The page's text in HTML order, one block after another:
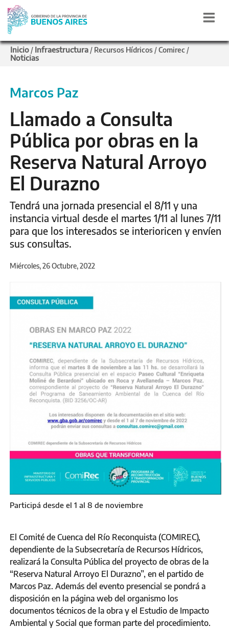
Inicio / Infraestructura / Recursos Hídricos /Comirec /
Noticias
Marcos Paz
Llamado a Consulta
Pública por obras en la
Reserva Natural Arroyo
El Durazno
Tendrá una jornada presencial el 8/11 y una
instancia virtual desde el martes 1/11 al lunes 7/11
para que los interesados se interioricen y envíen
sus consultas.
Miércoles, 26 Octubre, 2022
Participá desde el 1 al 8 de noviembre
El Comité de Cuenca del Río Reconquista (COMIREC),
dependiente de la Subsecretaría de Recursos Hídricos,
realizará la Consulta Pública del proyecto de obras de la
“Reserva Natural Arroyo El Durazno”, en el partido de
Marcos Paz. Además del evento presencial se pondrá a
disposición en la página web del organismo los
documentos técnicos de la obra y el Estudio de Impacto
Ambiental y Social que forman parte del procedimiento.